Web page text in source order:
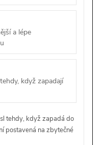
a lépe
když zapadají
tehdy, když zapadá do
postavená na zbytečné